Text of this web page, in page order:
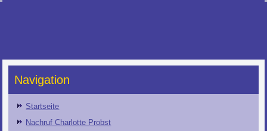
Navigation
Startseite
Nachruf Charlotte Probst